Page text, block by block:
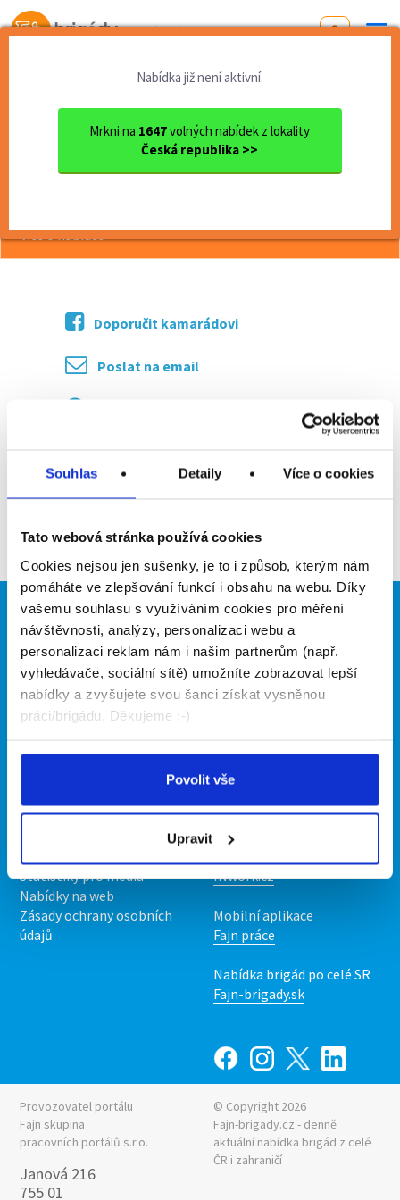
Souhlas Detaily Více o cookies
Tato webová stránka používá cookies
Cookies nejsou jen sušenky, je to i způsob, kterým nám
pomáháte ve zlepšování funkcí i obsahu na webu. Díky
vašemu souhlasu s využíváním cookies pro měření
návštěvnosti, analýzy, personalizaci webu a
personalizaci reklam nám i našim partnerům (např.
vyhledávače, sociální sítě) umožníte zobrazovat lepší
nabídky a zvyšujete svou šanci získat vysněnou
práci/brigádu. Děkujeme :-)
Povolit vše
Upravit
Od první brigády
Nabídka již není aktivní.
Mrkni na 1647volných nabídek z lokality
Česká republika >>
Jihočeský kraj
okres České Budějovice
České Budějovice
Půjčovna plachetnic - obslu...
Půjčovna plachetnic - obsluha mola
více o nabídce >>
Doporučit kamarádovi
Poslat na email
Brigádníci
Články
Hledané brigády
Firmy
Vložit inzerát
Ceník
Propagace
O portálu
O nás
Statistiky pro média
Nabídky na web
Zásady ochrany osobních
údajů
Naše další projekty
Fajn brigády
INwork.cz
Mobilní aplikace
Fajn práce
Nabídka brigád po celé SR
Fajn-brigady.sk
Provozovatel portálu
Fajn skupina
pracovních portálů s.r.o.
Janová 216
755 01
© Copyright 2026
Fajn-brigady.cz - denně
aktuální nabídka brigád z celé
ČR i zahraničí